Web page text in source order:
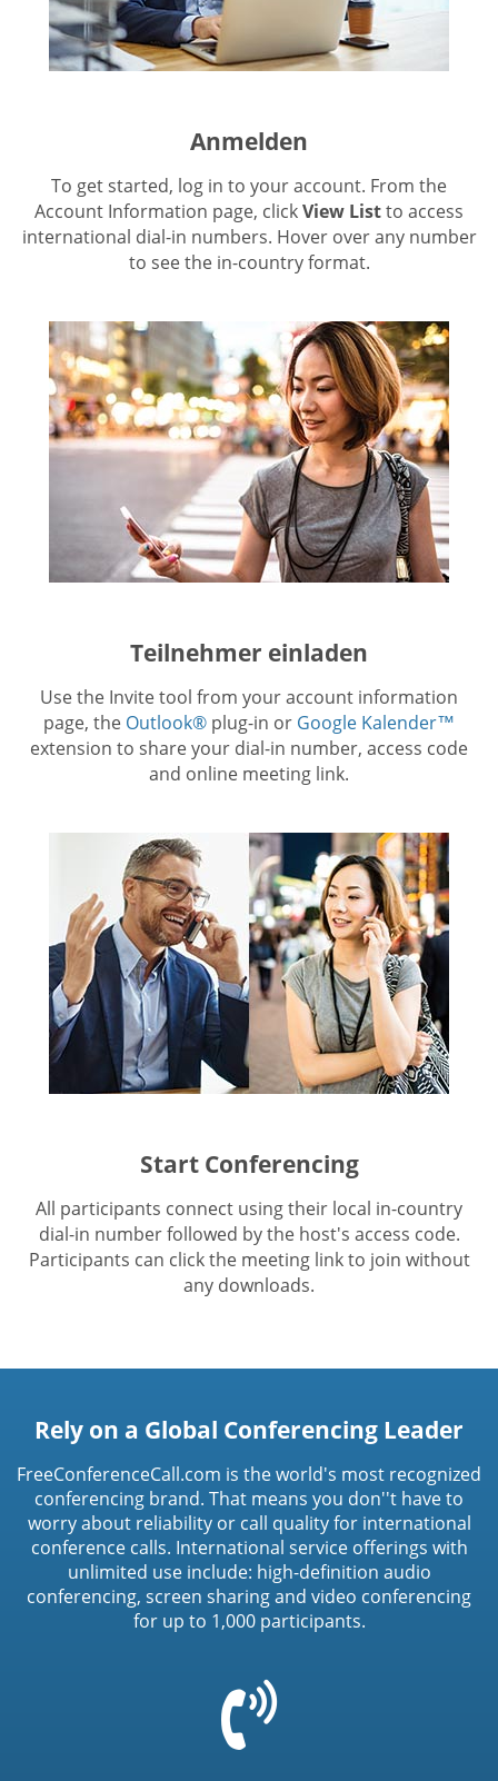
Anmelden
To get started, log in to your account. From the
Account Information page, clickView Listto access
international dial-in numbers. Hover over any number
to see the in-country format.
Teilnehmer einladen
Use the Invite tool from your account information
page, the Outlook® plug-in or Google Kalender™
extension to share your dial-in number, access code
and online meeting link.
Start Conferencing
All participants connect using their local in-country
dial-in number followed by the host's access code.
Participants can click the meeting link to join without
any downloads.
Rely on a Global Conferencing Leader
FreeConferenceCall.com is the world's most recognized
conferencing brand. That means you don''t have to
worry about reliability or call quality for international
conference calls. International service offerings with
unlimited use include: high-definition audio
conferencing, screen sharing and video conferencing
for up to 1,000 participants.
t('common.phone_icon')